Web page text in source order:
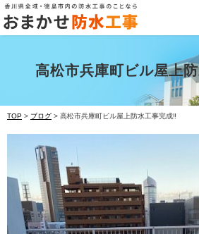
高松市兵庫町ビル屋上
TOP > ブログ > 高松市兵庫町ビル屋上防水工事完成‼